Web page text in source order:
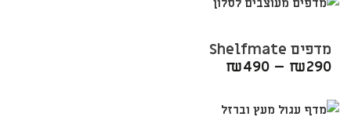
מדפים Shelfmate
₪290
–
₪490